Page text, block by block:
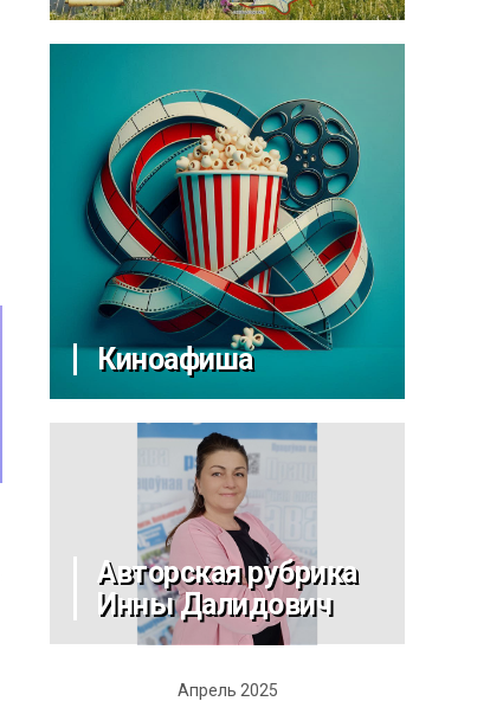
Киноафиша
Авторская рубрика
Инны Далидович
Апрель 2025